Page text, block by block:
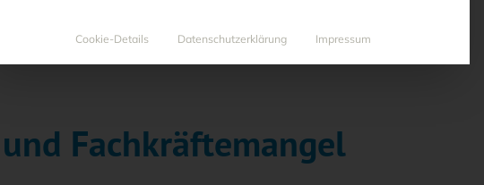
Fachkräftemangel
Cookie-Details Datenschutzerklärung Impressum